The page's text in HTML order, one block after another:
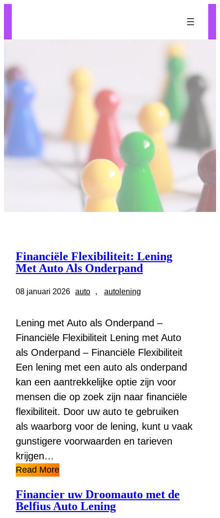
Financiële Flexibiliteit: Lening
Met Auto Als Onderpand
08 januari 2026 auto , autolening
Lening met Auto als Onderpand –
Financiële Flexibiliteit Lening met Auto
als Onderpand – Financiële Flexibiliteit
Een lening met een auto als onderpand
kan een aantrekkelijke optie zijn voor
mensen die op zoek zijn naar financiële
flexibiliteit. Door uw auto te gebruiken
als waarborg voor de lening, kunt u vaak
gunstigere voorwaarden en tarieven
krijgen…
Read More
Financier uw Droomauto met de
Belfius Auto Lening